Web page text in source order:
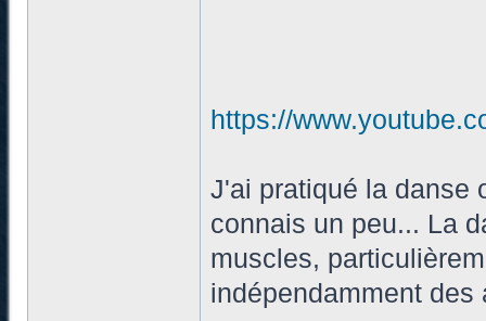
https://
J'ai pratiqué la danse
connais un peu... La
muscles,
indépendamment